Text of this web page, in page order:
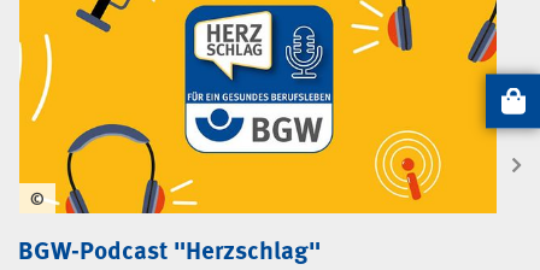
BGW-Podcast "Herzschlag"
©
Artikel